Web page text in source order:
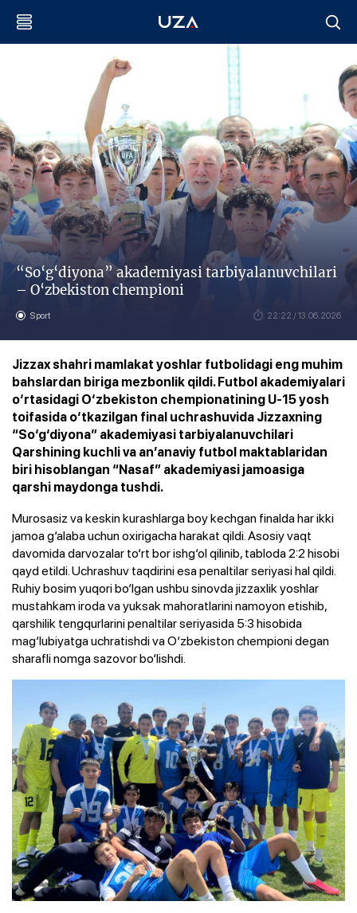
“So‘g‘diyona” akademiyasi tarbiyalanuvchilari
– O‘zbekiston chempioni
Sport 22:22 / 13.06.2026
Jizzax shahri mamlakat yoshlar futbolidagi eng muhim
bahslardan biriga mezbonlik qildi. Futbol akademiyalari
o‘rtasidagi O‘zbekiston chempionatining U-15 yosh
toifasida o‘tkazilgan final uchrashuvida Jizzaxning
“So‘g‘diyona” akademiyasi tarbiyalanuvchilari
Qarshining kuchli va an’anaviy futbol maktablaridan
biri hisoblangan “Nasaf” akademiyasi jamoasiga
qarshi maydonga tushdi.
Murosasiz va keskin kurashlarga boy kechgan finalda har ikki
jamoa g‘alaba uchun oxirigacha harakat qildi. Asosiy vaqt
davomida darvozalar to‘rt bor ishg‘ol qilinib, tabloda 2:2 hisobi
qayd etildi. Uchrashuv taqdirini esa penaltilar seriyasi hal qildi.
Ruhiy bosim yuqori bo‘lgan ushbu sinovda jizzaxlik yoshlar
mustahkam iroda va yuksak mahoratlarini namoyon etishib,
qarshilik tengqurlarini penaltilar seriyasida 5:3 hisobida
mag‘lubiyatga uchratishdi va O‘zbekiston chempioni degan
sharafli nomga sazovor bo‘lishdi.